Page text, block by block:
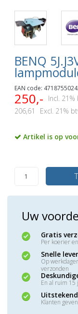
BENQ
EAN code:
250,-
Incl. 21%
206,61
Excl. 21%
Artikel is op
Uw
Gratis
Per koerier
Snelle
Op
verzonden
En al ruim 15
Klanten